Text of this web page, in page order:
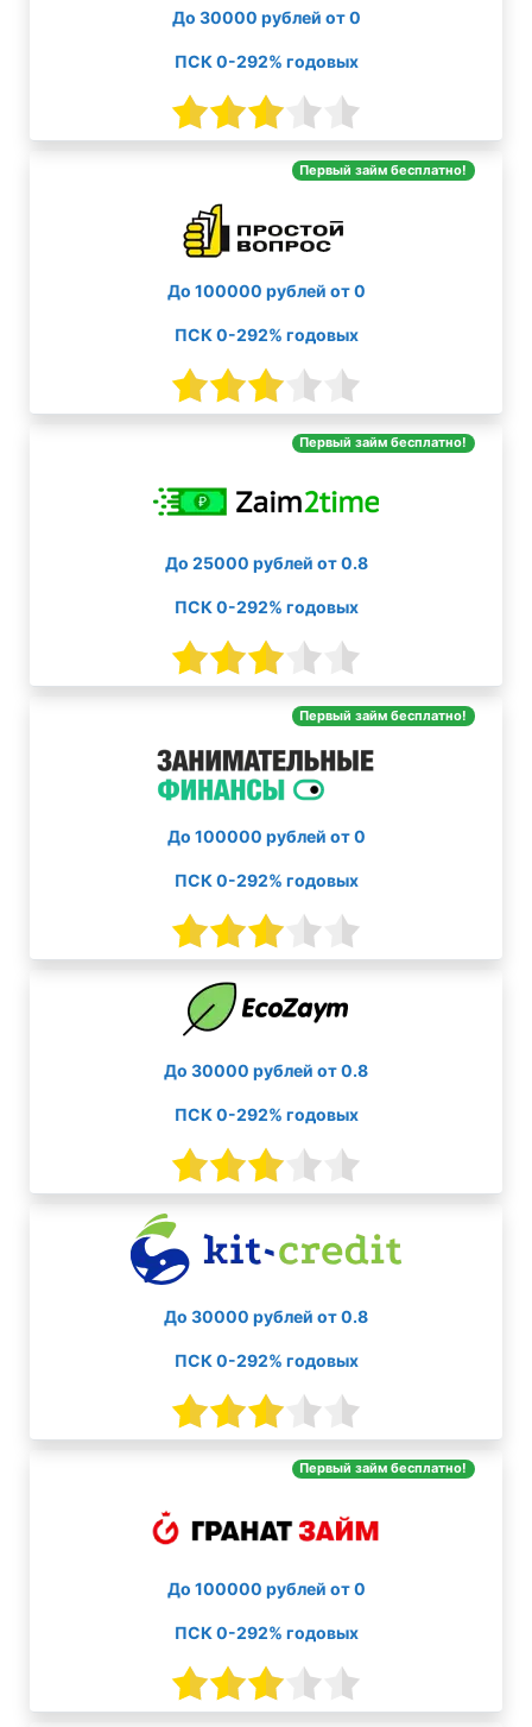
До 30000 рублей от 0
ПСК 0-292% годовых
Первый займ бесплатно!
До 100000 рублей от 0
ПСК 0-292% годовых
Первый займ бесплатно!
До 25000 рублей от 0.8
ПСК 0-292% годовых
Первый займ бесплатно!
До 100000 рублей от 0
ПСК 0-292% годовых
До 30000 рублей от 0.8
ПСК 0-292% годовых
До 30000 рублей от 0.8
ПСК 0-292% годовых
Первый займ бесплатно!
До 100000 рублей от 0
ПСК 0-292% годовых